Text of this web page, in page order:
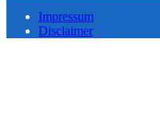
Impressum
Disclaimer